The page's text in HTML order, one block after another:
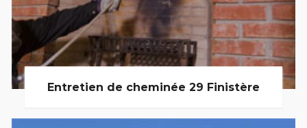
Entretien de cheminée 29 Finistère